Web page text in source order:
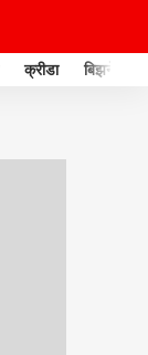
क्रीडा बिझनेस